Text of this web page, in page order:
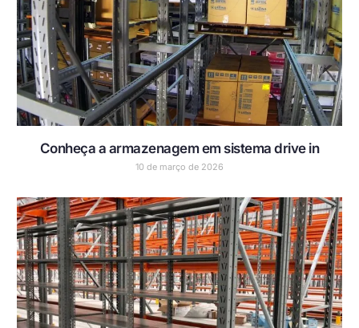
Conheça a armazenagem em sistema drive in
10 de março de 2026